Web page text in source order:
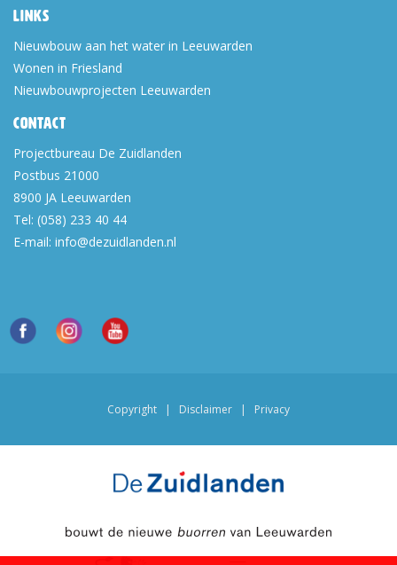
Links
Nieuwbouw aan het water in Leeuwarden
Wonen in Friesland
Nieuwbouwprojecten Leeuwarden
Contact
Projectbureau De Zuidlanden
Postbus 21000
8900 JA Leeuwarden
Tel: (058) 233 40 44
E-mail: info@dezuidlanden.nl
Copyright | Disclaimer | Privacy